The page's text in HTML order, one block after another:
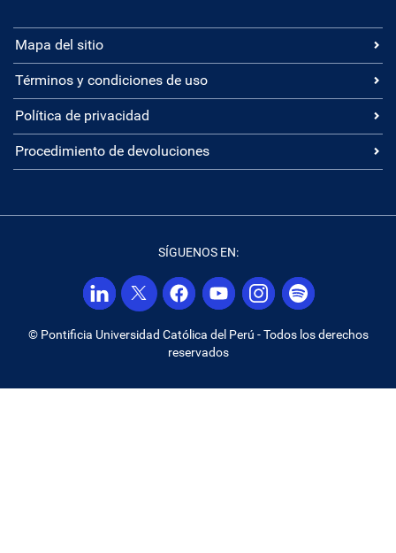
Mapa del sitio
Términos y condiciones de uso
Política de privacidad
Procedimiento de devoluciones
SÍGUENOS EN:
© Pontificia Universidad Católica del Perú - Todos los derechos
reservados